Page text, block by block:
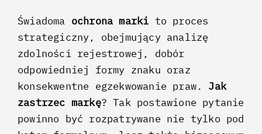
Świadoma ochrona marki to proces
strategiczny, obejmujący analizę
zdolności rejestrowej, dobór
odpowiedniej formy znaku oraz
konsekwentne egzekwowanie praw. Jak
zastrzec markę? Tak postawione pytanie
powinno być rozpatrywane nie tylko pod